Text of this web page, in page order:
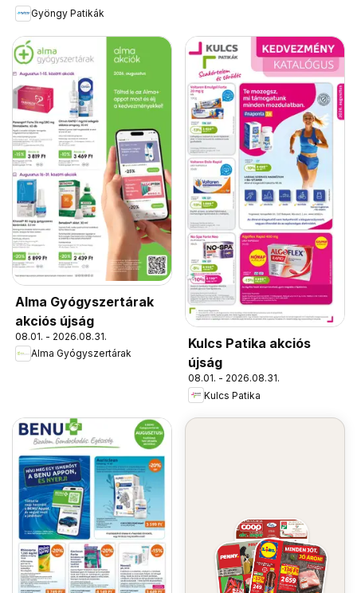
Gyöngy Patikák
Alma Gyógyszertárak
akciós újság
08.01. - 2026.08.31.
Alma Gyógyszertárak
Kulcs Patika akciós
újság
08.01. - 2026.08.31.
Kulcs Patika